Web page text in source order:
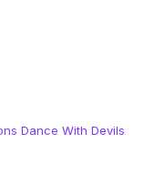
Dance With Devils